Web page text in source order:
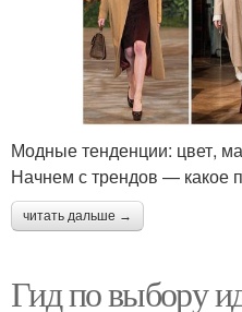
Модные тенденции: цвет,
Начнем с трендов — какое
читать дальше →
Гид по выбору